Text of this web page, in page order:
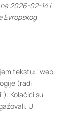
2026-02-14 i
Evropskog
tekstu: "web
(radi
Kolačići su
U